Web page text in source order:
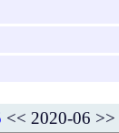
<< 2020-06 >>